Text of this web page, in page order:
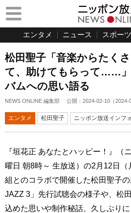
エンタメ ニュース スポーツ
松田聖子「音楽からたく
て、助けてもらって……
バムへの思い語る
NEWS ONLINE 編集部 公開： 2024-02-10 （2024-
エンタメ 松田聖子 ニッポン放送インフ
『垣花正 あなたとハッピー！』（
曜日 朝8時～ 生放送）の2月12日
組とのコラボで開催した松田聖子
JAZZ 3」先行試聴会の様子や、松
込めた思いや制作秘話、久しぶり